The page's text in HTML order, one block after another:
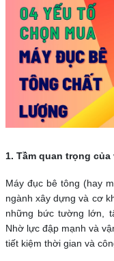
1. Tầm quan trọng
Máy đục bê tông (hay
ngành xây dựng và cơ
những bức tường lớn,
Nhờ lực đập mạnh và
tiết kiệm thời gian và